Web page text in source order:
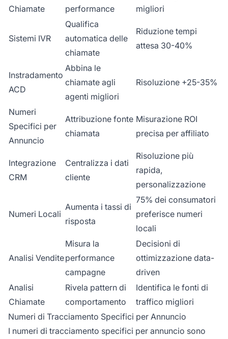
Chiamate
performance
migliori
Sistemi IVR
Qualifica
automatica delle
chiamate
Riduzione tempi
attesa 30-40%
Instradamento
ACD
Abbina le
chiamate agli
agenti migliori
Risoluzione +25-35%
Numeri
Specifici per
Annuncio
Attribuzione fonte
chiamata
Misurazione ROI
precisa per affiliato
Integrazione
CRM
Centralizza i dati
cliente
Risoluzione più
rapida,
personalizzazione
Numeri Locali
Aumenta i tassi di
risposta
75% dei consumatori
preferisce numeri
locali
Analisi Vendite
Misura la
performance
campagne
Decisioni di
ottimizzazione data-
driven
Analisi
Chiamate
Rivela pattern di
comportamento
Identifica le fonti di
traffico migliori
Numeri di Tracciamento Specifici per Annuncio
I numeri di tracciamento specifici per annuncio sono